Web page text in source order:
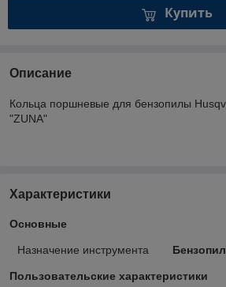
Купить
Описание
Кольца поршневые для бензопилы
"ZUNA"
Характеристики
Основные
Назначение инструмента
Пользовательские характеристики